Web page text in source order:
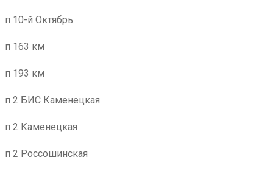
п 10-й Октябрь
п 163 км
п 193 км
п 2 БИС Каменецкая
п 2 Каменецкая
п 2 Россошинская